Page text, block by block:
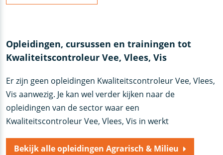
Opleidingen, cursussen en trainingen tot
Kwaliteitscontroleur Vee, Vlees, Vis
Er zijn geen opleidingen Kwaliteitscontroleur Vee, Vlees,
Vis aanwezig. Je kan wel verder kijken naar de
opleidingen van de sector waar een
Kwaliteitscontroleur Vee, Vlees, Vis in werkt
Bekijk alle opleidingen Agrarisch & Milieu